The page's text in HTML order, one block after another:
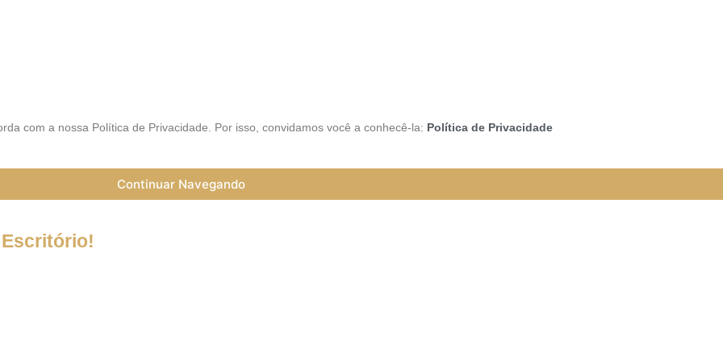
com a nossa Política de Privacidade. Por isso, convidamos você a conhecê-la: Política de Privacidade
Continuar Navegando